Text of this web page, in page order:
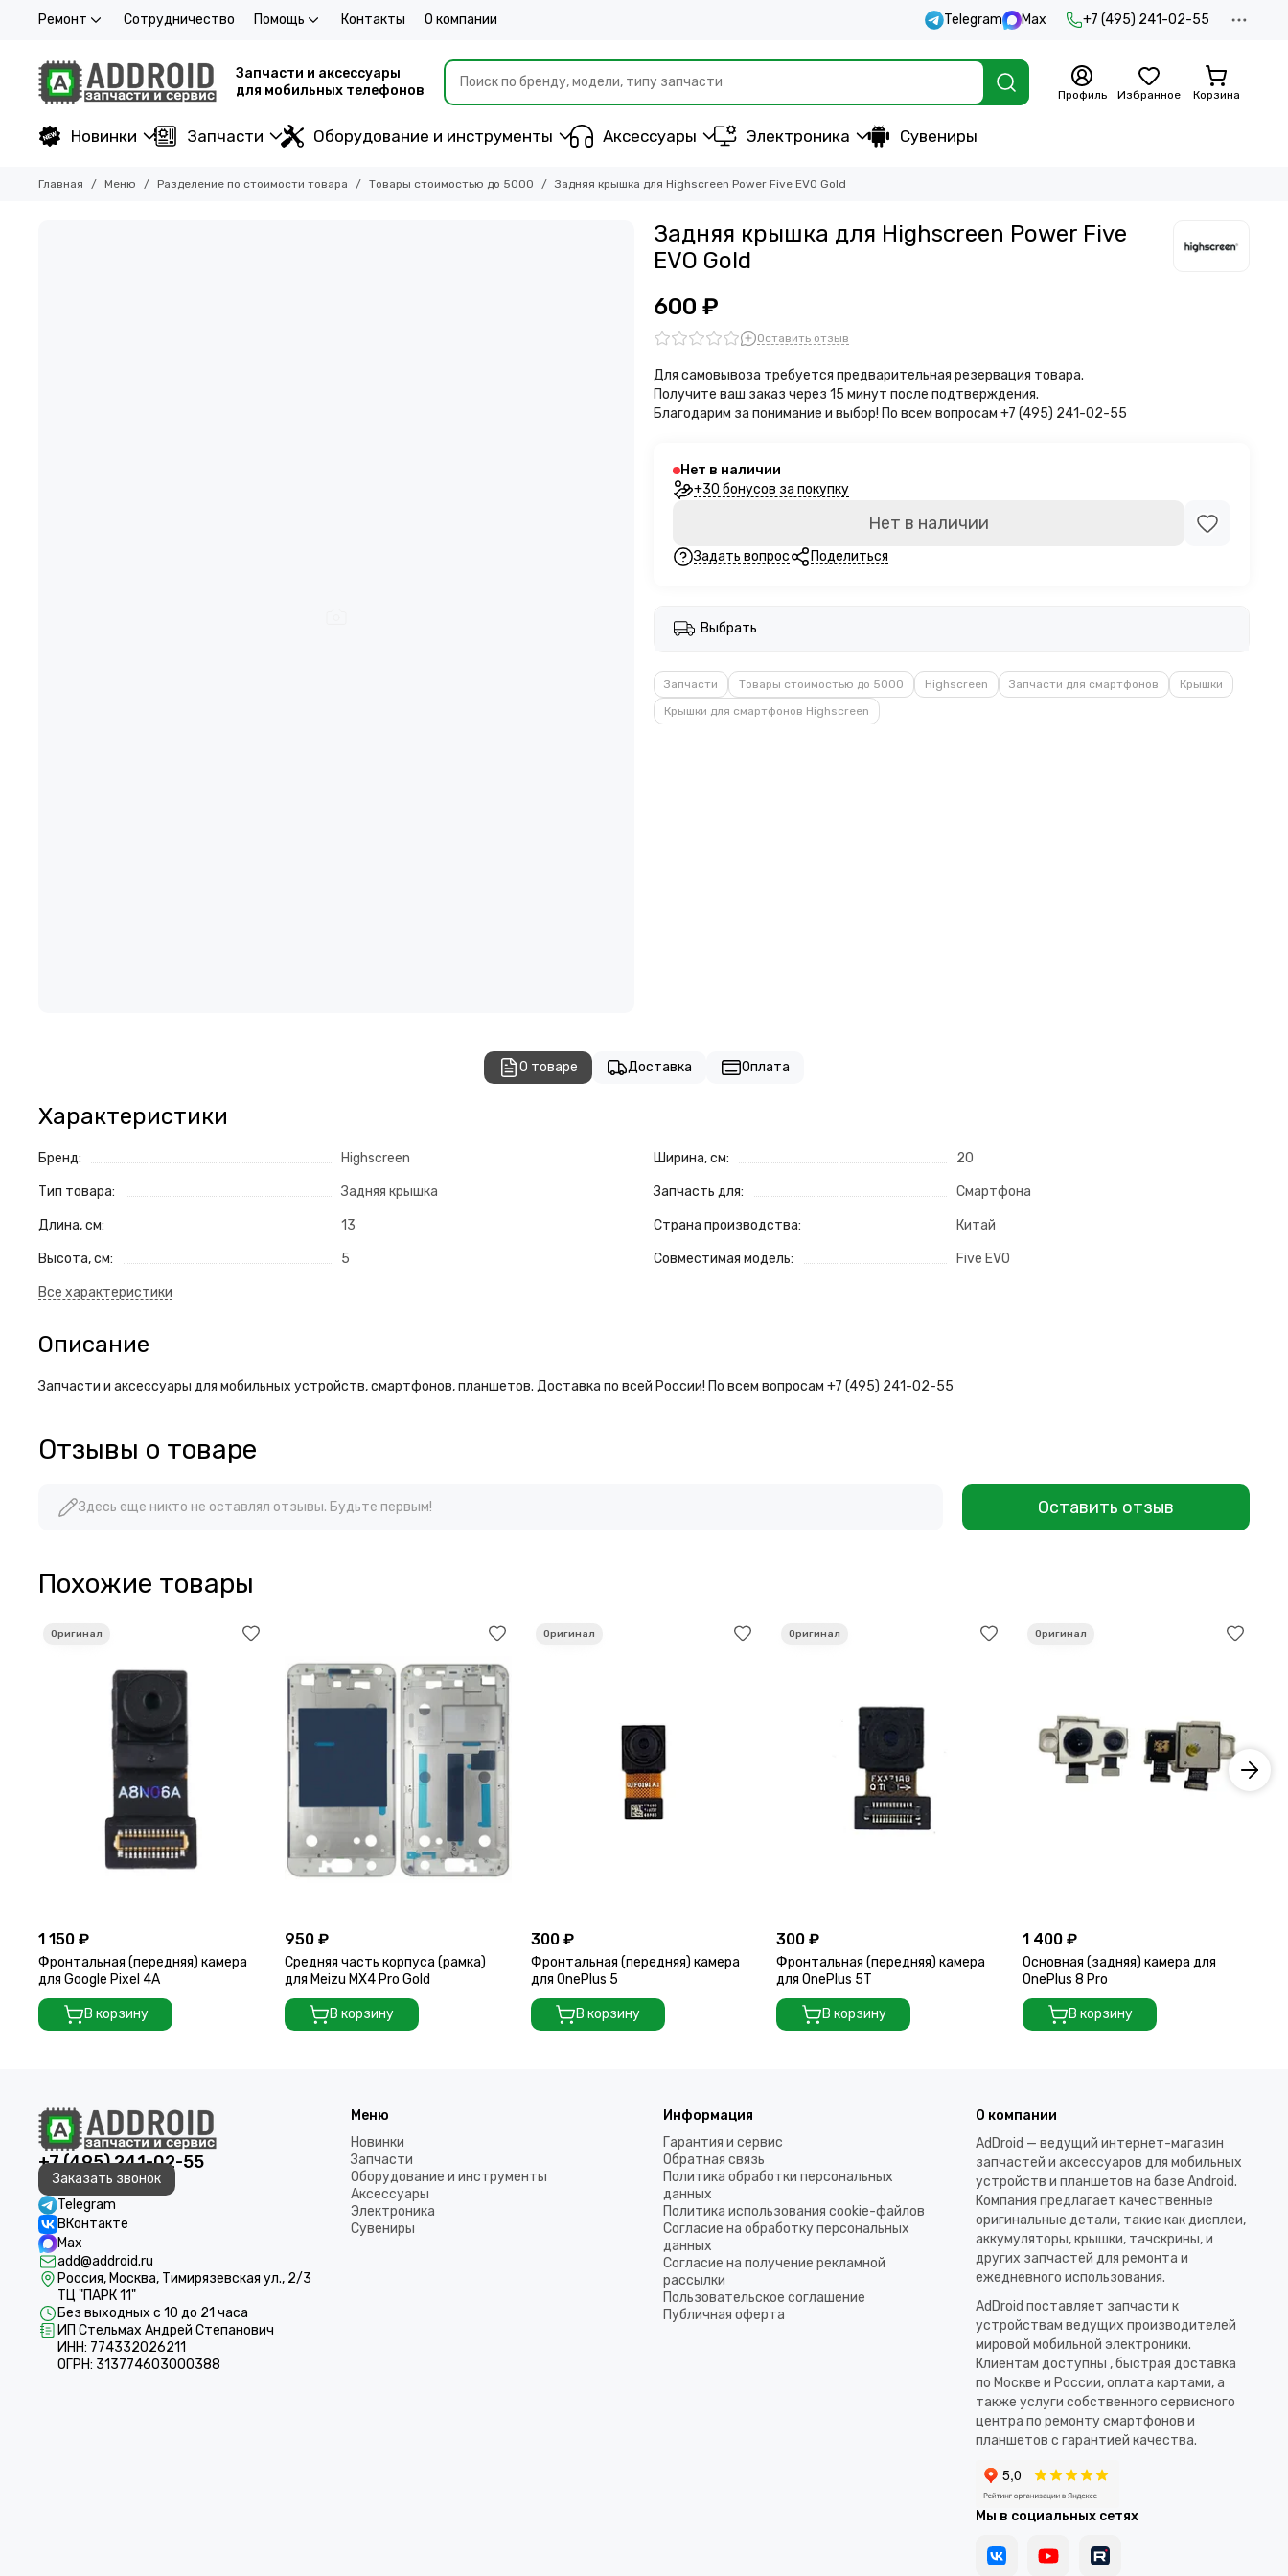
Ремонт Сотрудничество Помощь Контакты О компании Telegram Max +7 (495) 241-02-55
Запчасти и аксессуары
для мобильных телефонов
Профиль Избранное Корзина
Новинки Запчасти Оборудование и инструменты Аксессуары Электроника Сувениры
Главная Меню Разделение по стоимости товара Товары стоимостью до 5000 Задняя крышка для Highscreen Power Five EVO Gold
Задняя крышка для Highscreen Power Five
EVO Gold
600 ₽
Оставить отзыв
Для самовывоза требуется предварительная резервация товара.
Получите ваш заказ через 15 минут после подтверждения.
Благодарим за понимание и выбор! По всем вопросам +7 (495) 241-02-55
Нет в наличии
+30 бонусов за покупку
Нет в наличии
Задать вопрос Поделиться
Выбрать
Запчасти Товары стоимостью до 5000 Highscreen Запчасти для смартфонов
Крышки
Крышки для смартфонов Highscreen
О товаре Доставка Оплата
Характеристики
Бренд: Highscreen
Тип товара: Задняя крышка
Длина, см: 13
Высота, см: 5
Ширина, см: 20
Запчасть для: Смартфона
Страна производства: Китай
Совместимая модель: Five EVO
Описание
Запчасти и аксессуары для мобильных устройств, смартфонов, планшетов. Доставка по всей России! По всем вопросам +7 (495) 241-02-55
Отзывы о товаре
Здесь еще никто не оставлял отзывы. Будьте первым! Оставить отзыв
Похожие товары
1 150 ₽
Фронтальная (передняя) камера
для Google Pixel 4A
В корзину
950 ₽
Средняя часть корпуса (рамка)
для Meizu MX4 Pro Gold
В корзину
300 ₽
Фронтальная (передняя) камера
для OnePlus 5
В корзину
300 ₽
Фронтальная (передняя) камера
для OnePlus 5T
В корзину
1 400 ₽
Основная (задняя) камера для
OnePlus 8 Pro
В корзину
+7 (495) 241-02-55
Заказать звонок
Telegram
ВКонтакте
Max
add@addroid.ru
Россия, Москва, Тимирязевская ул., 2/3
ТЦ "ПАРК 11"
Без выходных с 10 до 21 часа
ИП Стельмах Андрей Степанович
ИНН: 774332026211
ОГРН: 313774603000388
Меню
Новинки
Запчасти
Оборудование и инструменты
Аксессуары
Электроника
Сувениры
Информация
Гарантия и сервис
Обратная связь
Политика обработки персональных
данных
Политика использования cookie-файлов
Согласие на обработку персональных
данных
Согласие на получение рекламной
рассылки
Пользовательское соглашение
Публичная оферта
О компании
AdDroid — ведущий интернет-магазин
запчастей и аксессуаров для мобильных
устройств и планшетов на базе Android.
Компания предлагает качественные
оригинальные детали, такие как дисплеи,
аккумуляторы, крышки, тачскрины, и
других запчастей для ремонта и
ежедневного использования.​
AdDroid поставляет запчасти к
устройствам ведущих производителей
мировой мобильной электроники.
Клиентам доступны , быстрая доставка
по Москве и России, оплата картами, а
также услуги собственного сервисного
центра по ремонту смартфонов и
планшетов с гарантией качества.
Мы в социальных сетях